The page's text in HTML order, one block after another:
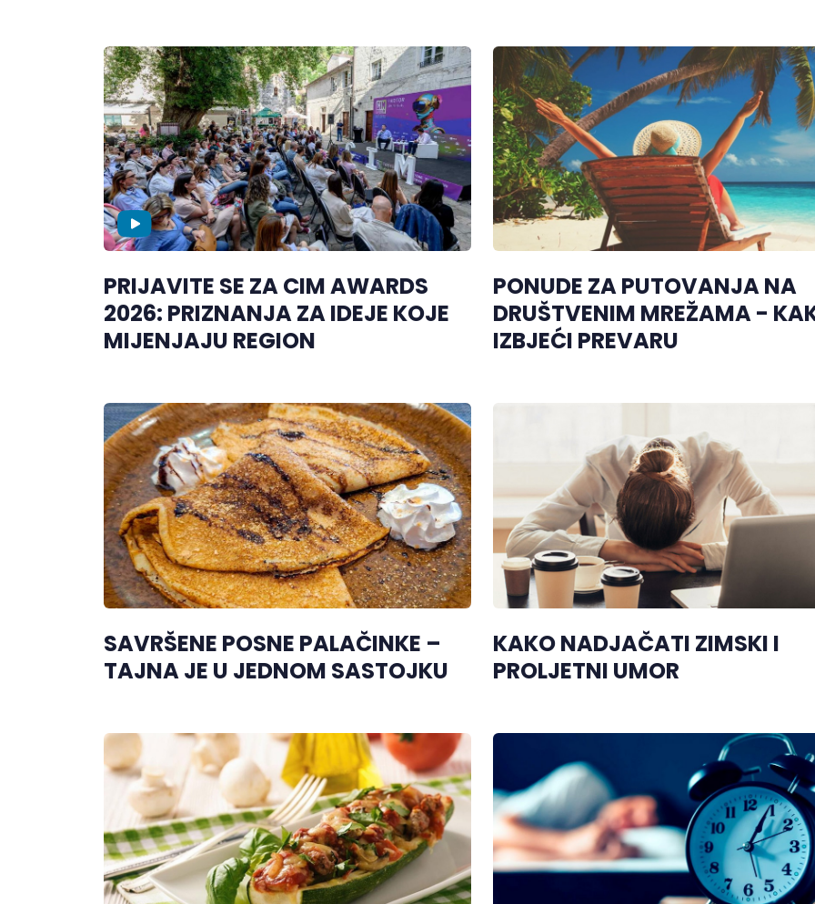
PRIJAVITE SE ZA CIM AWARDS
2026: PRIZNANJA ZA IDEJE KOJE
MIJENJAJU REGION
PONUDE ZA PUTOVANJA NA
DRUŠTVENIM MREŽAMA -
IZBJEĆI PREVARU
SAVRŠENE POSNE PALAČINKE –
TAJNA JE U JEDNOM SASTOJKU
KAKO NADJAČATI ZIMSKI I
PROLJETNI UMOR